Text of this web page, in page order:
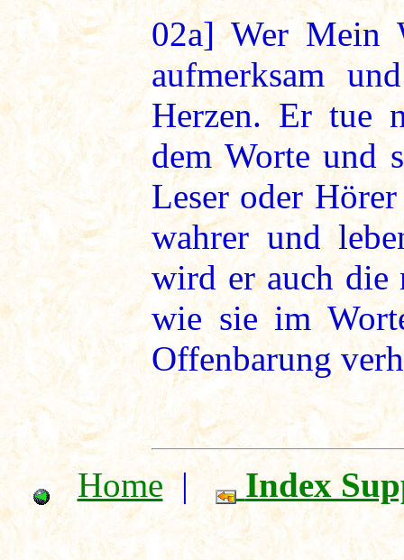
02a]Wer Mein
aufmerksam
Herzen. Er tue
dem Worte und
Leser oder
wahrer und
wird er auch die
wie sie im
Offenbarung
Home| Index